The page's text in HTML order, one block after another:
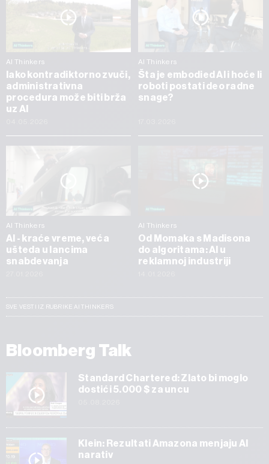
AI Thinkers
Iako kontradiktorno zvuči,
administrativna
procedura može biti brža
uz AI
AI Thinkers
Šta je embodied AI i hoće li
roboti postati deo radne
snage?
AI Thinkers
AI - kraće vreme, veća
ušteda u lancima
snabdevanja
AI Thinkers
Od Momaka s Madisona
do algoritama: AI u
reklamnoj industriji
SVE VESTI IZ RUBRIKE AI THINKERS
Bloomberg Talk
Standard Chartered: Zlato bi moglo
dostići 5.000 $ za uncu
Klein: Rezultati Amazona menjaju AI
narativ